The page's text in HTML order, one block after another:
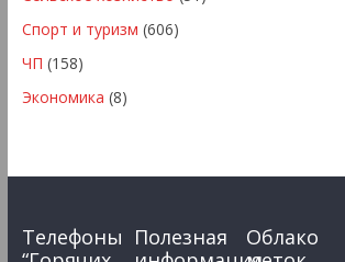
Спорт и туризм (606)
ЧП (158)
Экономика (8)
Телефоны Полезная
Облако